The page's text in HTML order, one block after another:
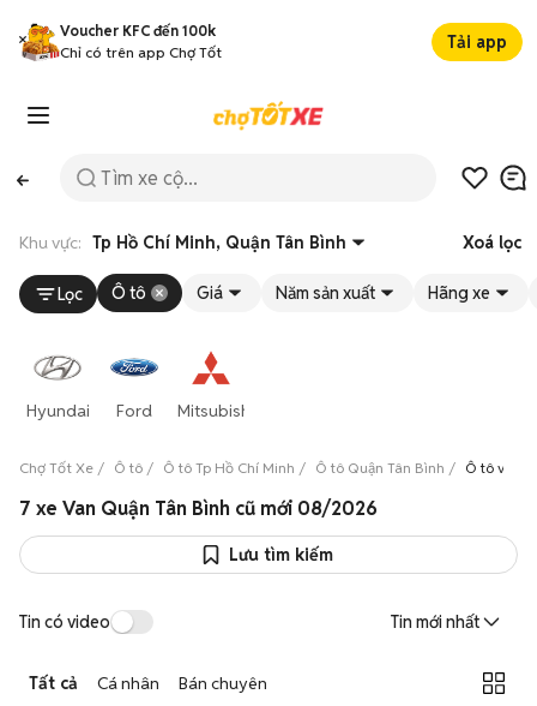
Voucher KFC đến 100k
Chỉ có trên app Chợ Tốt
Tải app
Khu vực: Tp Hồ Chí Minh, Quận Tân Bình Xoá lọc
Lọc Ô tô Giá Năm sản xuất Hãng xe
Hyundai Ford Mitsubishi
Chợ Tốt Xe Ô tô Ô tô Tp Hồ Chí Minh Ô tô Quận Tân Bình Ô tô van
7 xe Van Quận Tân Bình cũ mới 08/2026
Lưu tìm kiếm
Tin có video Tin mới nhất
Tất cả Cá nhân Bán chuyên